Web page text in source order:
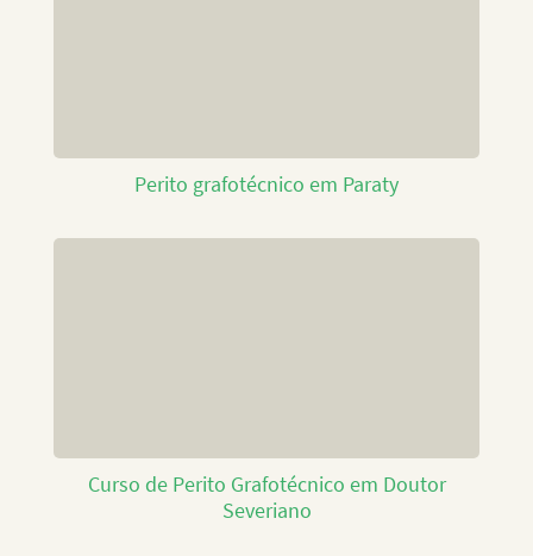
Perito grafotécnico em Paraty
Curso de Perito Grafotécnico em Doutor
Severiano